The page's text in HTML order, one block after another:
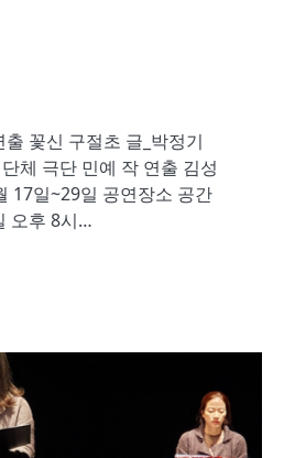
꽃신 구절초 글_박정기
체 극단 민예 작 연출 김성
17일~29일 공연장소 공간
오후 8시…